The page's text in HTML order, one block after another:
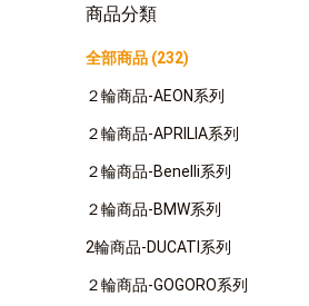
商品分類
全部商品 (232)
２輪商品-AEON系列
２輪商品-APRILIA系列
２輪商品-Benelli系列
２輪商品-BMW系列
2輪商品-DUCATI系列
２輪商品-GOGORO系列